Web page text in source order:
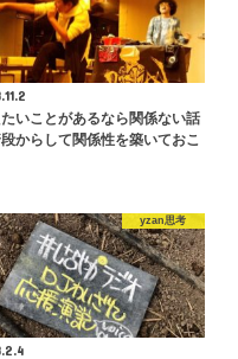
いことがあるなら関係ない話
からして関係性を築いておこ
yzan思考